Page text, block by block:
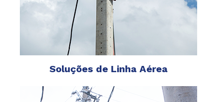
Soluções de Linha Aérea